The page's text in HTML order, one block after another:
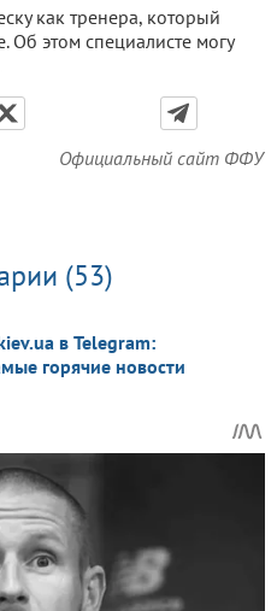
как тренера, который
Об этом специалисте могу
Официальный сайт ФФУ
(53)
в Telegram:
горячие новости